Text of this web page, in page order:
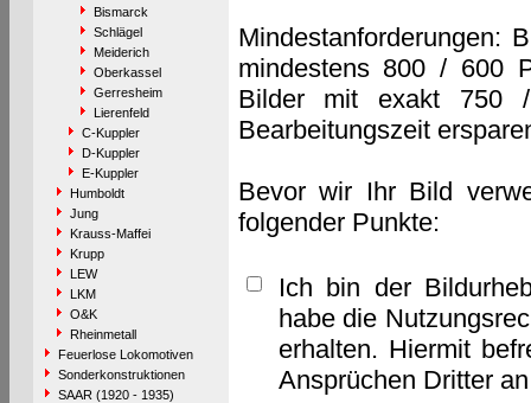
Bismarck
Schlägel
Meiderich
Oberkassel
Gerresheim
Lierenfeld
C-Kuppler
D-Kuppler
E-Kuppler
Humboldt
Jung
Krauss-Maffei
Krupp
LEW
LKM
O&K
Rheinmetall
Feuerlose Lokomotiven
Sonderkonstruktionen
SAAR (1920 - 1935)
Mindestanforderungen:
mindestens 800 / 600
Bilder mit exakt 750
Bearbeitungszeit
Bevor wir Ihr Bild
folgender Punkte:
Ich bin der
habe die
erhalten. Hiermit
Ansprüchen Dritter